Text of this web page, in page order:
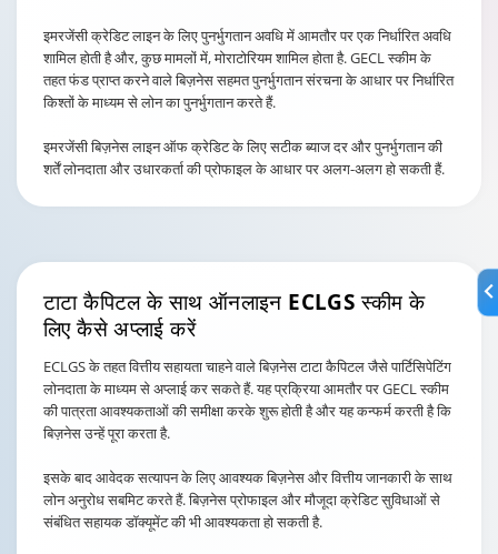
इमरजेंसी क्रेडिट लाइन के लिए पुनर्भुगतान अवधि में आमतौर पर एक निर्धारित अवधि
शामिल होती है और, कुछ मामलों में, मोराटोरियम शामिल होता है. GECL स्कीम के
तहत फंड प्राप्त करने वाले बिज़नेस सहमत पुनर्भुगतान संरचना के आधार पर निर्धारित
किश्तों के माध्यम से लोन का पुनर्भुगतान करते हैं.
इमरजेंसी बिज़नेस लाइन ऑफ क्रेडिट के लिए सटीक ब्याज दर और पुनर्भुगतान की
शर्तें लोनदाता और उधारकर्ता की प्रोफाइल के आधार पर अलग-अलग हो सकती हैं.
टाटा कैपिटल के साथ ऑनलाइन ECLGS स्कीमके
लिए कैसे अप्लाई करें
ECLGS के तहत वित्तीय सहायता चाहने वाले बिज़नेस टाटा कैपिटल जैसे पार्टिसिपेटिंग
लोनदाता के माध्यम से अप्लाई कर सकते हैं. यह प्रक्रिया आमतौर पर GECL स्कीम
की पात्रता आवश्यकताओं की समीक्षा करके शुरू होती है और यह कन्फर्म करती है कि
बिज़नेस उन्हें पूरा करता है.
इसके बाद आवेदक सत्यापन के लिए आवश्यक बिज़नेस और वित्तीय जानकारी के साथ
लोन अनुरोध सबमिट करते हैं. बिज़नेस प्रोफाइल और मौजूदा क्रेडिट सुविधाओं से
संबंधित सहायक डॉक्यूमेंट की भी आवश्यकता हो सकती है.